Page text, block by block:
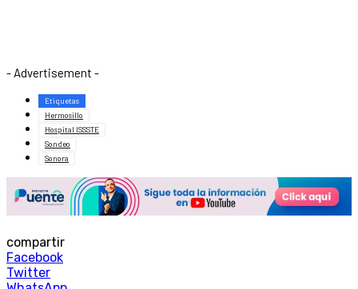
- Advertisement -
Etiquetas
Hermosillo
Hospital ISSSTE
Sondeo
Sonora
compartir
Facebook
Twitter